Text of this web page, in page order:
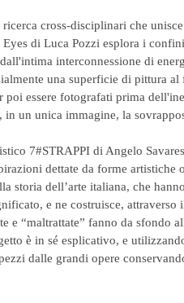
ricerca cross-disciplinari che
di Luca Pozzi esplora i
interconnessione di
una superficie di pittura
poi essere fotografati prima
in un unica immagine, la
7#STRAPPI di Angelo
dettate da forme artistiche
storia dell’arte italiana, che
e ne costruisce,
e “maltrattate” fanno da sfondo
è in sé esplicativo, e
dalle grandi opere